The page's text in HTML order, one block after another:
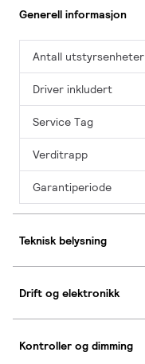
Generell informasjon
Antall utstyrsenheter
Driver inkludert
Service Tag
Verditrapp
Garantiperiode
Teknisk belysning
Drift og elektronikk
Kontroller og dimming